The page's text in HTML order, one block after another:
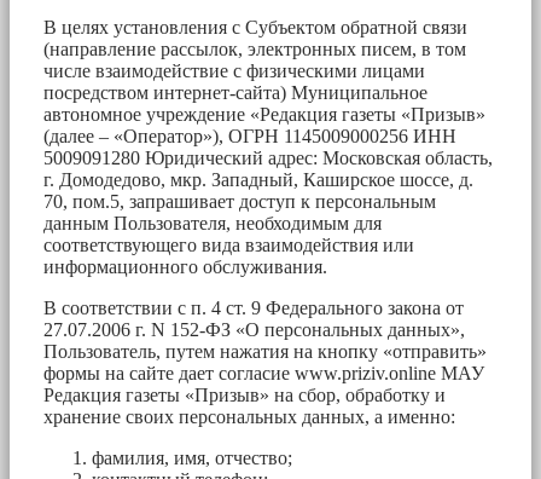
В целях установления с Субъектом обратной связи
(направление рассылок, электронных писем, в том
числе взаимодействие с физическими лицами
посредством интернет-сайта) Муниципальное
автономное учреждение «Редакция газеты «Призыв»
(далее – «Оператор»), ОГРН 1145009000256 ИНН
5009091280 Юридический адрес: Московская область,
г. Домодедово, мкр. Западный, Каширское шоссе, д.
70, пом.5, запрашивает доступ к персональным
данным Пользователя, необходимым для
соответствующего вида взаимодействия или
информационного обслуживания.
В соответствии с п. 4 ст. 9 Федерального закона от
27.07.2006 г. N 152-ФЗ «О персональных данных»,
Пользователь, путем нажатия на кнопку «отправить»
формы на сайте дает согласие www.priziv.online МАУ
Редакция газеты «Призыв» на сбор, обработку и
хранение своих персональных данных, а именно:
фамилия, имя, отчество;